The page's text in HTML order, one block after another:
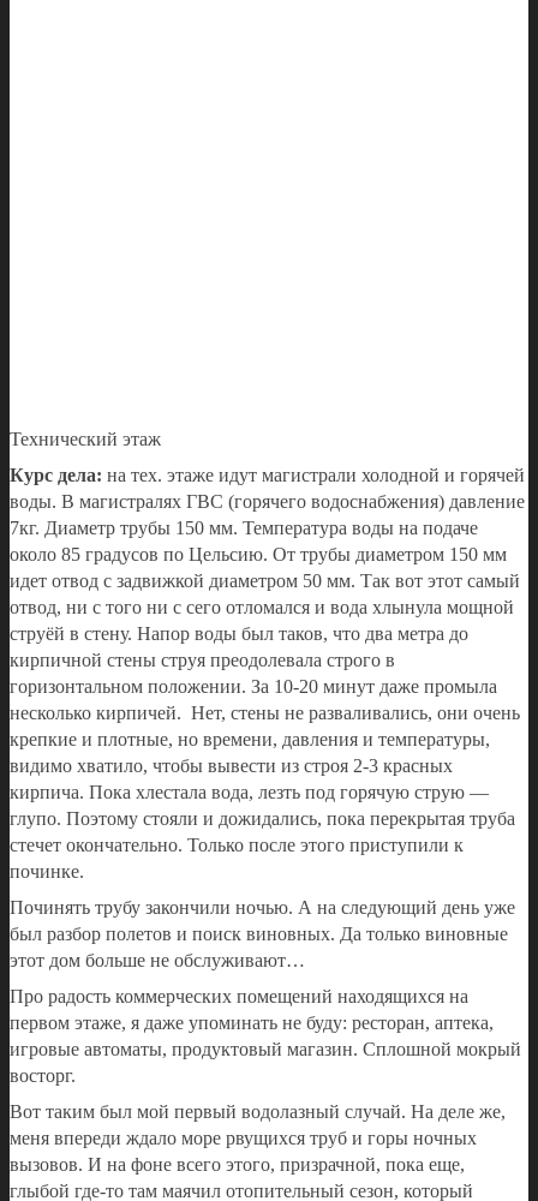
Технический этаж
Курс дела: на тех. этаже идут магистрали холодной и горячей
воды. В магистралях ГВС (горячего водоснабжения) давление
7кг. Диаметр трубы 150 мм. Температура воды на подаче
около 85 градусов по Цельсию. От трубы диаметром 150 мм
идет отвод с задвижкой диаметром 50 мм. Так вот этот самый
отвод, ни с того ни с сего отломался и вода хлынула мощной
струёй в стену. Напор воды был таков, что два метра до
кирпичной стены струя преодолевала строго в
горизонтальном положении. За 10-20 минут даже промыла
несколько кирпичей. Нет, стены не разваливались, они очень
крепкие и плотные, но времени, давления и температуры,
видимо хватило, чтобы вывести из строя 2-3 красных
кирпича. Пока хлестала вода, лезть под горячую струю —
глупо. Поэтому стояли и дожидались, пока перекрытая труба
стечет окончательно. Только после этого приступили к
починке.
Починять трубу закончили ночью. А на следующий день уже
был разбор полетов и поиск виновных. Да только виновные
этот дом больше не обслуживают…
Про радость коммерческих помещений находящихся на
первом этаже, я даже упоминать не буду: ресторан, аптека,
игровые автоматы, продуктовый магазин. Сплошной мокрый
восторг.
Вот таким был мой первый водолазный случай. На деле же,
меня впереди ждало море рвущихся труб и горы ночных
вызовов. И на фоне всего этого, призрачной, пока еще,
глыбой где-то там маячил отопительный сезон, который